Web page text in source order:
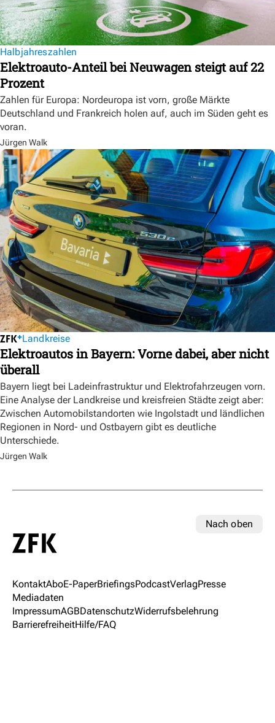
Halbjahreszahlen
Elektroauto-Anteil bei Neuwagen steigt auf 22
Prozent
Zahlen für Europa: Nordeuropa ist vorn, große Märkte
Deutschland und Frankreich holen auf, auch im Süden geht es
voran.
Jürgen Walk
Landkreise
Elektroautos in Bayern: Vorne dabei, aber nicht
überall
Bayern liegt bei Ladeinfrastruktur und Elektrofahrzeugen vorn.
Eine Analyse der Landkreise und kreisfreien Städte zeigt aber:
Zwischen Automobilstandorten wie Ingolstadt und ländlichen
Regionen in Nord- und Ostbayern gibt es deutliche
Unterschiede.
Jürgen Walk
Nach oben
KontaktAboE-PaperBriefingsPodcastVerlagPresse
Mediadaten
ImpressumAGBDatenschutzWiderrufsbelehrung
BarrierefreiheitHilfe/FAQ